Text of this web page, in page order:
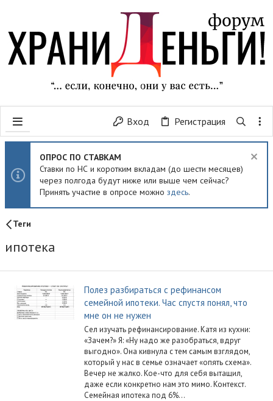
Вход Регистрация
ОПРОС ПО СТАВКАМ
Ставки по НС и коротким вкладам (до шести месяцев)
через полгода будут ниже или выше чем сейчас?
Принять участие в опросе можно здесь.
Теги
ипотека
Полез разбираться с рефинансом
семейной ипотеки. Час спустя понял, что
мне он не нужен
Сел изучать рефинансирование. Катя из кухни:
«Зачем?» Я: «Ну надо же разобраться, вдруг
выгодно». Она кивнула с тем самым взглядом,
который у нас в семье означает «опять схема».
Вечер не жалко. Кое-что для себя вытащил,
даже если конкретно нам это мимо. Контекст.
Семейная ипотека под 6%...